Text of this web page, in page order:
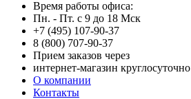
Время работы офиса:
Пн. - Пт. с 9 до 18 Мск
+7 (495) 107-90-37
8 (800) 707-90-37
Прием заказов через
интернет-магазин круглосуточно
О компании
Контакты